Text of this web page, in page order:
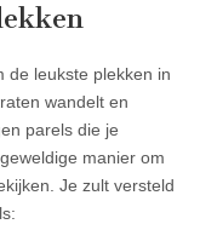
de leukste plekken in
wandelt en
parels die je
manier om
Je zult versteld